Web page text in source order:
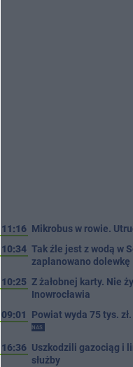
11:16 Mikrobus w rowie.
10:34 Tak źle jest z wodą w
zaplanowano dolewkę
10:25 Z żałobnej karty. Nie
Inowrocławia
09:01
Powiat wyda 75 tys.
NAS
16:36 Uszkodzili gazociąg i
służby